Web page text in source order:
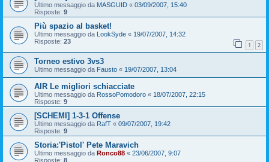
Ultimo messaggio da MASGUID « 03/09/2007, 15:40
Risposte: 9
Più spazio al basket!
Ultimo messaggio da LookSyde « 19/07/2007, 14:32
Risposte: 23 1 2
Torneo estivo 3vs3
Ultimo messaggio da Fausto « 19/07/2007, 13:04
AIR Le migliori schiacciate
Ultimo messaggio da RossoPomodoro « 18/07/2007, 22:15
Risposte: 9
[SCHEMI] 1-3-1 Offense
Ultimo messaggio da RafT « 09/07/2007, 19:42
Risposte: 9
Storia:'Pistol' Pete Maravich
Ultimo messaggio da Ronco88 « 23/06/2007, 9:07
Risposte: 8